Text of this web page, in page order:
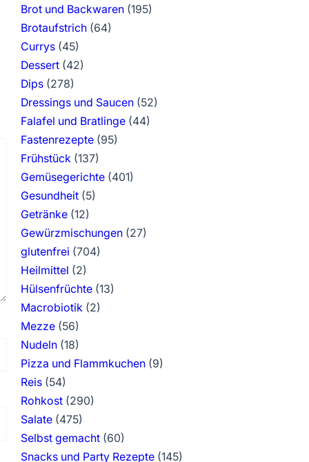
Brot und Backwaren(195)
Brotaufstrich(64)
Currys(45)
Dessert(42)
Dips(278)
Dressings und Saucen(52)
Falafel und Bratlinge(44)
Fastenrezepte(95)
Frühstück (137)
Gemüsegerichte(401)
Gesundheit(5)
Getränke(12)
Gewürzmischungen(27)
glutenfrei (704)
Heilmittel (2)
Hülsenfrüchte(13)
Macrobiotik (2)
Mezze(56)
Nudeln(18)
Pizza und Flammkuchen(9)
Reis(54)
Rohkost(290)
Salate(475)
Selbst gemacht(60)
Snacks und Party Rezepte(145)